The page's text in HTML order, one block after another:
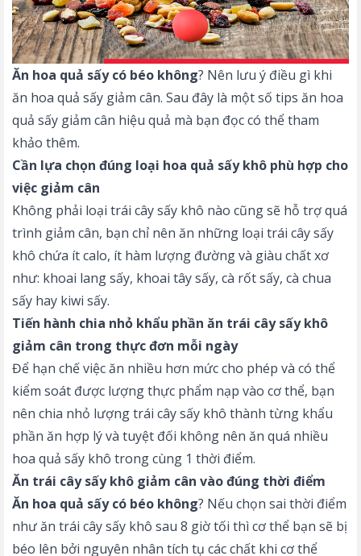
Ăn hoa quả sấy có béo không? Nên lưu ý điều gì khi
ăn hoa quả sấy giảm cân. Sau đây là một số tips ăn hoa
quả sấy giảm cân hiệu quả mà bạn đọc có thể tham
khảo thêm.
Cần lựa chọn đúng loại hoa quả sấy khô phù hợp cho
việc giảm cân
Không phải loại trái cây sấy khô nào cũng sẽ hỗ trợ quá
trình giảm cân, bạn chỉ nên ăn những loại trái cây sấy
khô chứa ít calo, ít hàm lượng đường và giàu chất xơ
như: khoai lang sấy, khoai tây sấy, cà rốt sấy, cà chua
sấy hay kiwi sấy.
Tiến hành chia nhỏ khẩu phần ăn trái cây sấy khô
giảm cân trong thực đơn mỗi ngày
Để hạn chế việc ăn nhiều hơn mức cho phép và có thể
kiểm soát được lượng thực phẩm nạp vào cơ thể, bạn
nên chia nhỏ lượng trái cây sấy khô thành từng khẩu
phần ăn hợp lý và tuyệt đối không nên ăn quá nhiều
hoa quả sấy khô trong cùng 1 thời điểm.
Ăn trái cây sấy khô giảm cân vào đúng thời điểm
Ăn hoa quả sấy có béo không? Nếu chọn sai thời điểm
như ăn trái cây sấy khô sau 8 giờ tối thì cơ thể bạn sẽ bị
béo lên bởi nguyên nhân tích tụ các chất khi cơ thể